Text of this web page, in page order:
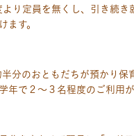
り定員を無くし、引き続
ます。
分のおともだちが預かり保
年で２～３名程度のご利用が